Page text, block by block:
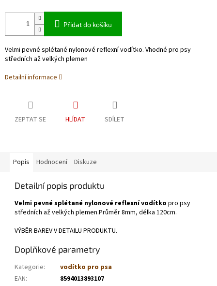
Přidat do košíku
Velmi pevné splétané nylonové reflexní vodítko. Vhodné pro psy
středních až velkých plemen
Detailní informace
ZEPTAT SE HLÍDAT SDÍLET
Popis Hodnocení Diskuze
Detailní popis produktu
Velmi pevné splétané nylonové reflexní vodítko pro psy
středních až velkých plemen.Průměr 8mm, délka 120cm.
VÝBĚR BAREV V DETAILU PRODUKTU.
Doplňkové parametry
Kategorie:
vodítko pro psa
EAN:
8594013893107